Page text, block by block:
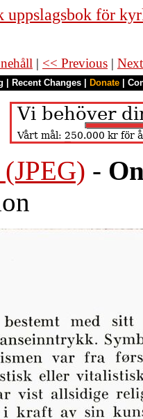
uppslagsbok för
| << Previous |
Recent Changes Donate
-